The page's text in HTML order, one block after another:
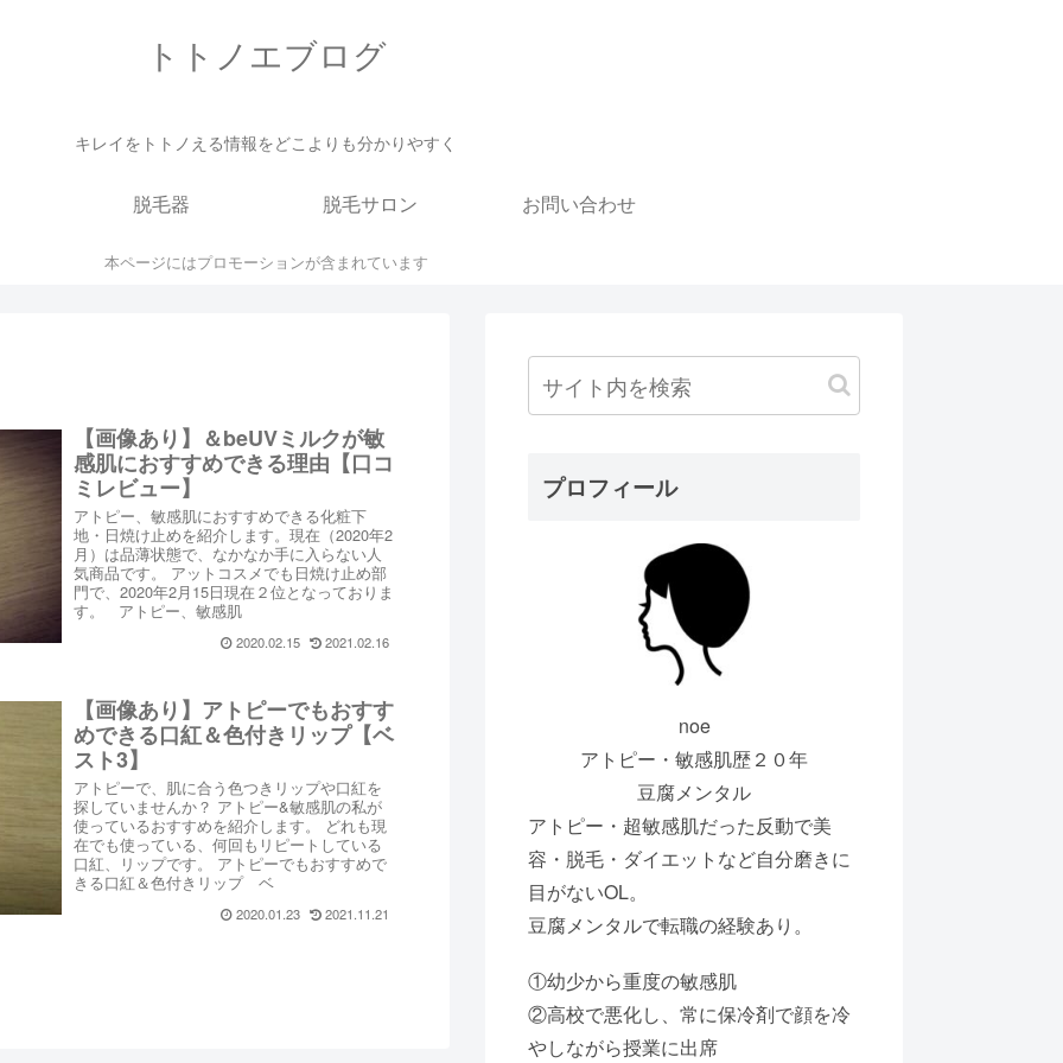
トトノエブログ
キレイをトトノえる情報をどこよりも分かりやすく
脱毛器 脱毛サロン お問い合わせ
本ページにはプロモーションが含まれています
【画像あり】＆beUVミルクが敏
感肌におすすめできる理由【口コ
ミレビュー】
アトピー、敏感肌におすすめできる化粧下
地・日焼け止めを紹介します。現在（2020年2
月）は品薄状態で、なかなか手に入らない人
気商品です。 アットコスメでも日焼け止め部
門で、2020年2月15日現在２位となっておりま
す。 アトピー、敏感肌
2020.02.15 2021.02.16
【画像あり】アトピーでもおすす
めできる口紅＆色付きリップ【ベ
スト3】
アトピーで、肌に合う色つきリップや口紅を
探していませんか？ アトピー&敏感肌の私が
使っているおすすめを紹介します。 どれも現
在でも使っている、何回もリピートしている
口紅、リップです。 アトピーでもおすすめで
きる口紅＆色付きリップ ベ
2020.01.23 2021.11.21
プロフィール
noe
アトピー・敏感肌歴２０年
豆腐メンタル
アトピー・超敏感肌だった反動で美
容・脱毛・ダイエットなど自分磨きに
目がないOL。
豆腐メンタルで転職の経験あり。
①幼少から重度の敏感肌
②高校で悪化し、常に保冷剤で顔を冷
やしながら授業に出席